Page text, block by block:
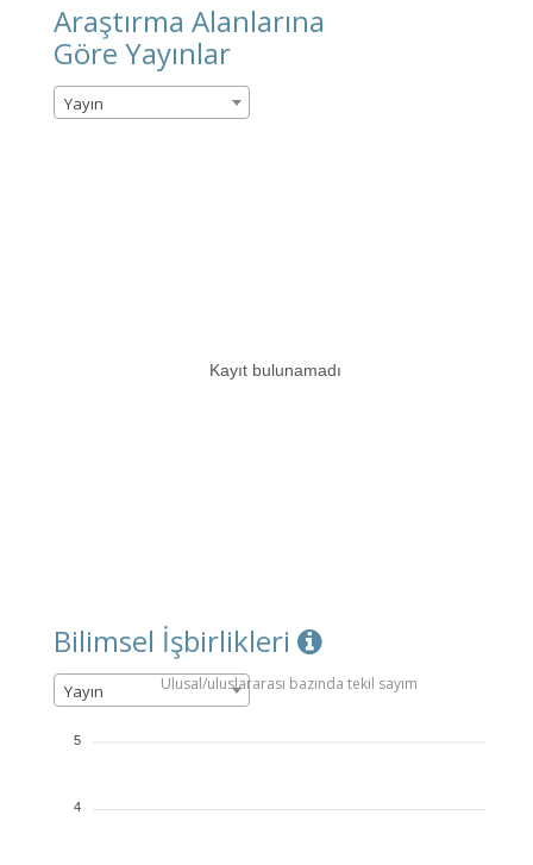
Araştırma Alanlarına
Göre Yayınlar
Yayın
Kayıt bulunamadı
Bilimsel İşbirlikleri
Yayın Ulusal/uluslararası bazında tekil sayım
5
4